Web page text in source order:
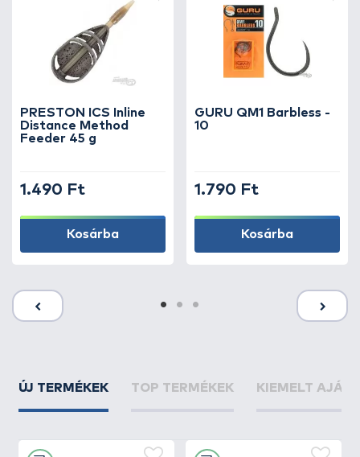
PRESTON ICS Inline
Distance Method
Feeder 45 g
1.490 Ft
Kosárba
GURU QM1 Barbless -
10
1.790 Ft
Kosárba
ÚJ TERMÉKEK TOP TERMÉKEK KIEMELT